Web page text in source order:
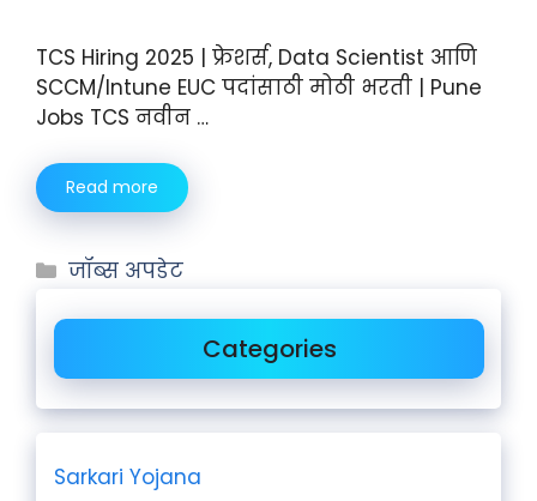
TCS Hiring 2025 | फ्रेशर्स, Data Scientist आणि
SCCM/Intune EUC पदांसाठी मोठी भरती | Pune
Jobs TCS नवीन …
Read more
जॉब्स अपडेट
Categories
Sarkari Yojana